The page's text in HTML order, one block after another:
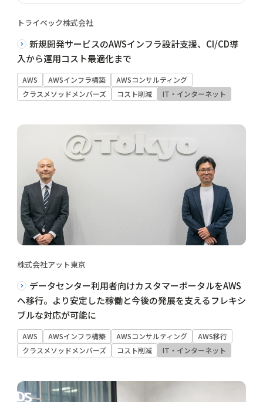
トライベック株式会社
新規開発サービスのAWSインフラ設計支援、CI/CD導
入から運用コスト最適化まで
AWS AWSインフラ構築
AWSコンサルティング
クラスメソッドメンバーズ
コスト削減 IT・インターネット
株式会社アット東京
データセンター利用者向けカスタマーポータルをAWS
へ移行。より安定した稼働と今後の発展を支えるフレキシ
ブルな対応が可能に
AWS AWSインフラ構築 AWSコンサルティング
AWS移行
クラスメソッドメンバーズ
コスト削減 IT・インターネット